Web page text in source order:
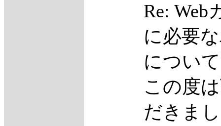
Re: Web
に必要
について
この度
だきま